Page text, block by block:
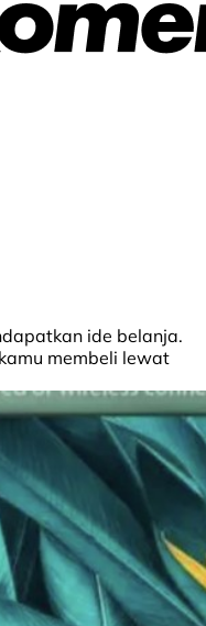
ide belanja.
membeli lewat